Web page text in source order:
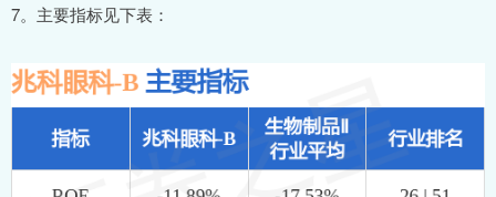
7。主要指标见下表：